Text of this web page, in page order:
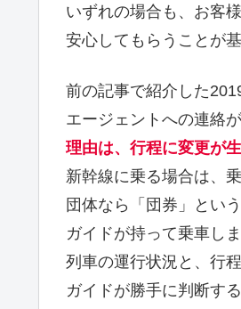
いずれの場合も、お客
安心してもらうことが基
前の記事で紹介した
エージェントへの連絡
理由は、行程に変更が
新幹線に乗る場合は、
団体なら「団券」とい
ガイドが持って乗車しま
列車の運行状況と、行
ガイドが勝手に判断す